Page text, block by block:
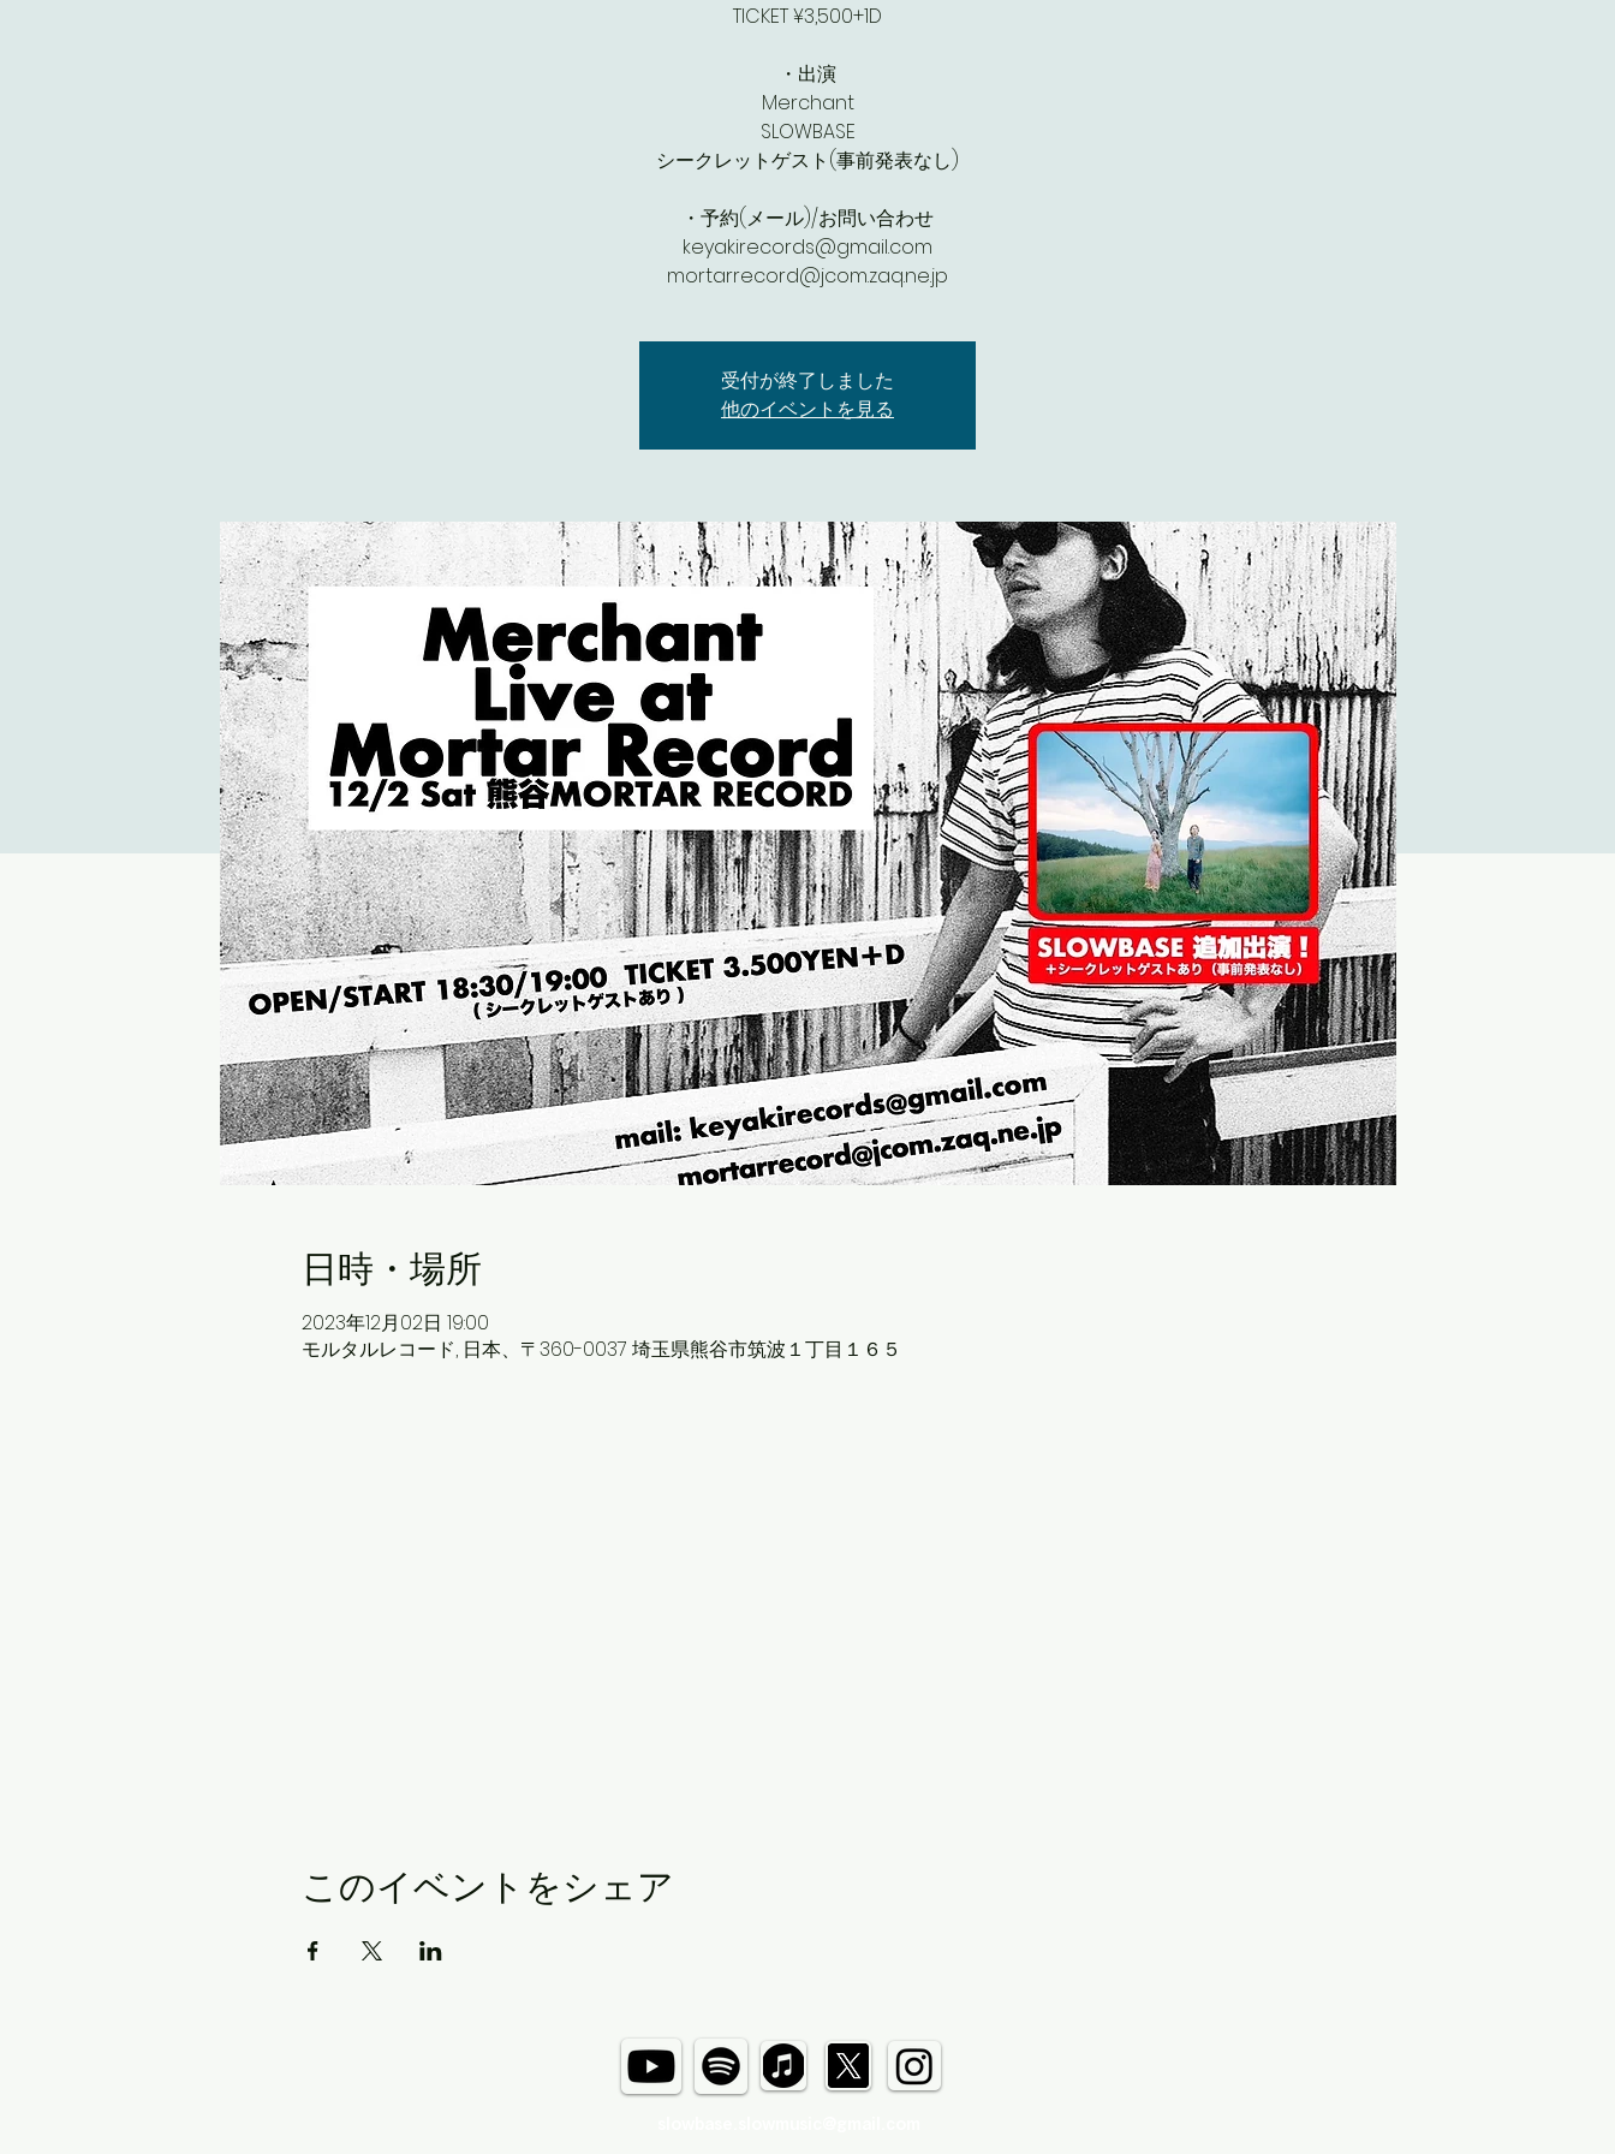
TICKET ¥3,500+1D
・出演
Merchant
SLOWBASE
シークレットゲスト(事前発表なし)
・予約(メール)/お問い合わせ
keyakirecords@gmail.com
mortarrecord@jcom.zaq.ne.jp
受付が終了しました
他のイベントを見る
日時・場所
2023年12月02日 19:00
モルタルレコード, 日本、〒360-0037 埼玉県熊谷市筑波１丁目１６５
このイベントをシェア